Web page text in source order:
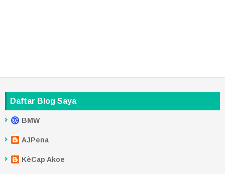
Daftar Blog Saya
BMW
AJPena
KèCap Akoe